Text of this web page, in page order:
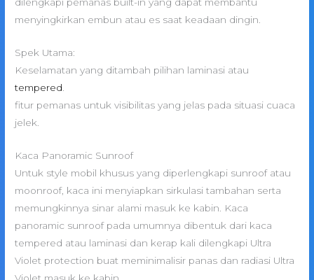
dilengkapi pemanas built-in yang dapat membantu
menyingkirkan embun atau es saat keadaan dingin.
Spek Utama:
Keselamatan yang ditambah pilihan laminasi atau
tempered
fitur pemanas untuk visibilitas yang jelas pada situasi cuaca
jelek.
Kaca Panoramic Sunroof
Untuk style mobil khusus yang diperlengkapi sunroof atau
moonroof, kaca ini menyiapkan sirkulasi tambahan serta
memungkinnya sinar alami masuk ke kabin. Kaca
panoramic sunroof pada umumnya dibentuk dari kaca
tempered atau laminasi dan kerap kali dilengkapi Ultra
Violet protection buat meminimalisir panas dan radiasi Ultra